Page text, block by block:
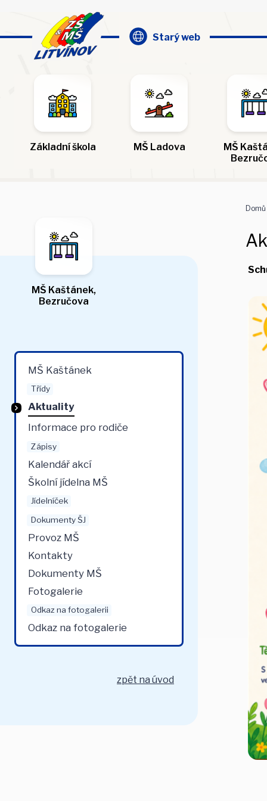
Starý web
Základní škola MŠ Ladova
MŠ
MŠ Kaštánek,
Bezručova
MŠ Kaštánek
Třídy
Aktuality
Informace pro rodiče
Zápisy
Kalendář akcí
Školní jídelna MŠ
Jídelníček
Dokumenty ŠJ
Provoz MŠ
Kontakty
Dokumenty MŠ
Fotogalerie
Odkaz na fotogalerii
Odkaz na fotogalerie
zpět na úvod
Domů